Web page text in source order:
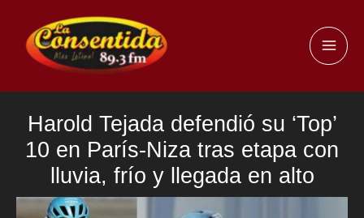
contenido
Harold Tejada defendió su ‘Top’
10 en París-Niza tras etapa con
lluvia, frío y llegada en alto